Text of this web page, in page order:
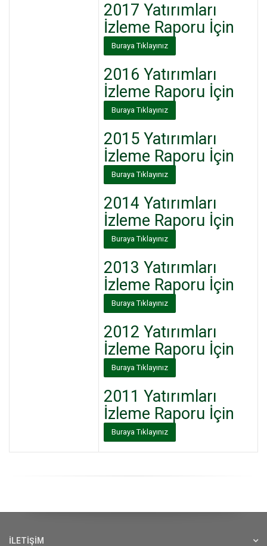
2017 Yatırımları
İzleme Raporu İçin
Buraya Tıklayınız
2016 Yatırımları
İzleme Raporu İçin
Buraya Tıklayınız
2015 Yatırımları
İzleme Raporu İçin
Buraya Tıklayınız
2014 Yatırımları
İzleme Raporu İçin
Buraya Tıklayınız
2013 Yatırımları
İzleme Raporu İçin
Buraya Tıklayınız
2012 Yatırımları
İzleme Raporu İçin
Buraya Tıklayınız
2011 Yatırımları
İzleme Raporu İçin
Buraya Tıklayınız
İLETİŞİM